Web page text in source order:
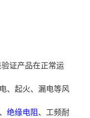
证产品在正常运
、起火、漏电等风
绝缘电阻 、工频耐